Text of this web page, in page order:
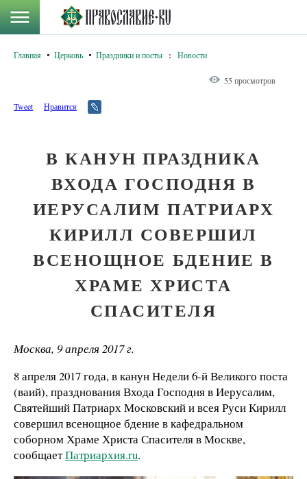
Главная Церковь Праздники и посты : Новости
55 просмотров
Tweet Нравится
В КАНУН ПРАЗДНИКА
ВХОДА ГОСПОДНЯ В
ИЕРУСАЛИМ ПАТРИАРХ
КИРИЛЛ СОВЕРШИЛ
ВСЕНОЩНОЕ БДЕНИЕ В
ХРАМЕ ХРИСТА
СПАСИТЕЛЯ
Москва, 9 апреля 2017 г.
8 апреля 2017 года, в канун Недели 6-й Великого поста
(ваий), празднования Входа Господня в Иерусалим,
Святейший Патриарх Московский и всея Руси Кирилл
совершил всенощное бдение в кафедральном
соборном Храме Христа Спасителя в Москве,
сообщаетПатриархия.ru.